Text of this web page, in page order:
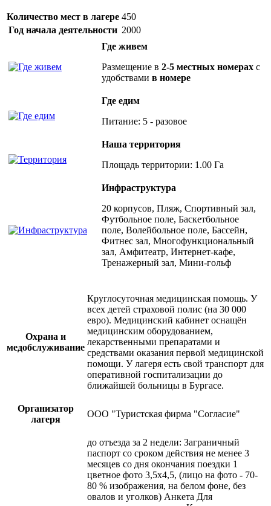
Количество мест в лагере 450
Год начала деятельности 2000
Где живем
Размещение в 2-5 местных номерах с
удобствами в номере
Где едим
Питание: 5 - разовое
Наша территория
Площадь территории: 1.00 Га
Инфраструктура
20 корпусов, Пляж, Спортивный зал,
Футбольное поле, Баскетбольное
поле, Волейбольное поле, Бассейн,
Фитнес зал, Многофункциональный
зал, Амфитеатр, Интернет-кафе,
Тренажерный зал, Мини-гольф
Охрана и
медобслуживание
Круглосуточная медицинская помощь. У
всех детей страховой полис (на 30 000
евро). Медицинский кабинет оснащён
медицинским оборудованием,
лекарственными препаратами и
средствами оказания первой медицинской
помощи. У лагеря есть свой транспорт для
оперативной госпитализации до
ближайшей больницы в Бургасе.
Организатор
лагеря
ООО "Туристская фирма "Согласие"
до отъезда за 2 недели: Заграничный
паспорт со сроком действия не менее 3
месяцев со дня окончания поездки 1
цветное фото 3,5х4,5, (лицо на фото - 70-
80 % изображения, на белом фоне, без
овалов и уголков) Анкета Для